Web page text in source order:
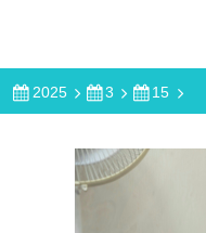
2025 3 15